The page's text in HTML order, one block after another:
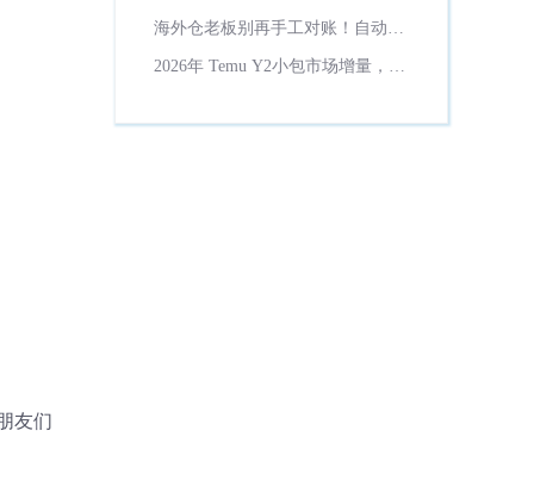
友们
海外仓老板别再手工对账！自动计
2026年 Temu Y2小包市场增量，货